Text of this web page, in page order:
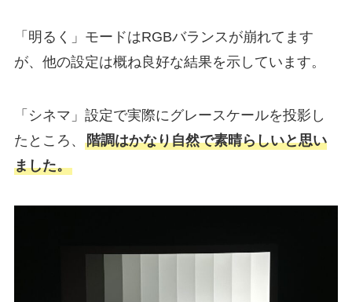
「明るく」モードはRGBバランスが崩れてます
が、他の設定は概ね良好な結果を示しています。
「シネマ」設定で実際にグレースケールを投影し
たところ、 階調はかなり自然で素晴らしいと思い
ました。